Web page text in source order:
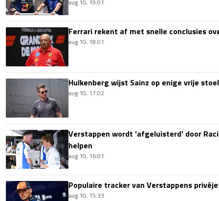
aug 10, 19:01
Ferrari rekent af met snelle conclusies
aug 10, 18:01
Hulkenberg wijst Sainz op enige vrije
aug 10, 17:02
Verstappen wordt 'afgeluisterd' door
helpen
aug 10, 16:01
Populaire tracker van Verstappens
aug 10, 15:33